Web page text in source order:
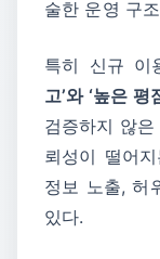
술한 운영 구
특히 신규 이
고’와 ‘높은 평
검증하지 않
뢰성이 떨어
정보 노출, 허
있다.